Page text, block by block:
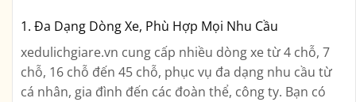
1. Đa Dạng Dòng Xe, Phù Hợp Mọi Nhu Cầu
xedulichgiare.vn cung cấp nhiều dòng xe từ 4 chỗ, 7
chỗ, 16 chỗ đến 45 chỗ, phục vụ đa dạng nhu cầu từ
cá nhân, gia đình đến các đoàn thể, công ty. Bạn có